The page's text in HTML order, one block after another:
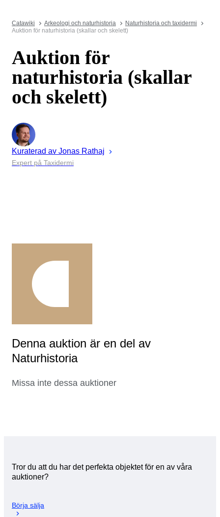
Catawiki Arkeologi och naturhistoria
Naturhistoria och taxidermi
Auktion för naturhistoria (skallar och skelett)
Auktion för
naturhistoria (skallar
och skelett)
Kuraterad av Jonas Rathaj
Expert på Taxidermi
Denna auktion är en del av
Naturhistoria
Missa inte dessa auktioner
Tror du att du har det perfekta objektet för en av våra
auktioner?
Börja sälja